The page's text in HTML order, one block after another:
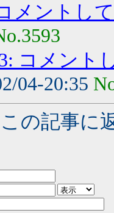
メントし
コメント
04-20:35
この記事に